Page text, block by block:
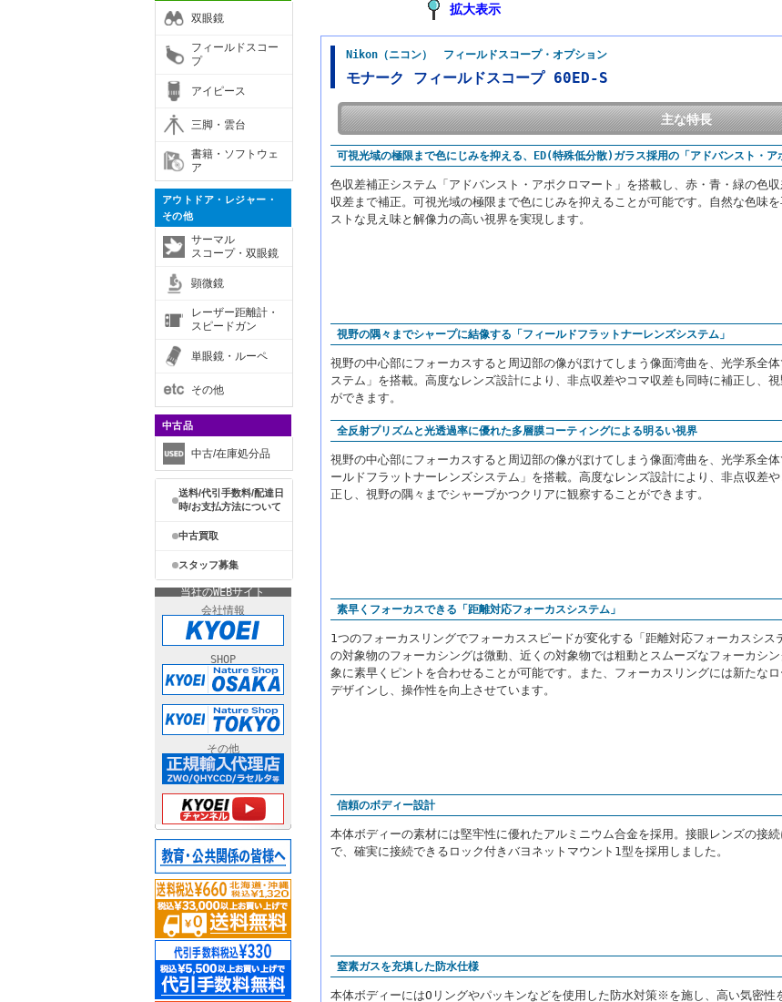
双眼鏡
フィールドスコー
プ
アイピース
三脚・雲台
書籍・ソフトウェ
ア
アウトドア・レジャー・
その他
サーマル
スコープ・双眼鏡
顕微鏡
レーザー距離計・
スピードガン
単眼鏡・ルーペ
その他
中古品
中古/在庫処分品
送料/代引手数料/配達日
時/お支払方法について
中古買取
スタッフ募集
当社のWEBサイト
会社情報
SHOP
その他
拡大表示
Nikon（ニコン） フィールドスコープ・オプション
モナーク フィールドスコープ 60ED-S
主な特長
可視光域の極限まで色にじみを抑える、ED(特殊低分散)ガラス採用の「アドバンスト・ア
色収差補正システム「アドバンスト・アポクロマート」を搭載し、赤・青・緑の色
収差まで補正。可視光域の極限まで色にじみを抑えることが可能です。自然な色味
ストな見え味と解像力の高い視界を実現します。
視野の隅々までシャープに結像する「フィールドフラットナーレンズシステム」
視野の中心部にフォーカスすると周辺部の像がぼけてしまう像面湾曲を、光学系全
ステム」を搭載。高度なレンズ設計により、非点収差やコマ収差も同時に補正し、
ができます。
全反射プリズムと光透過率に優れた多層膜コーティングによる明るい視界
視野の中心部にフォーカスすると周辺部の像がぼけてしまう像面湾曲を、光学系全
ールドフラットナーレンズシステム」を搭載。高度なレンズ設計により、非点収差
正し、視野の隅々までシャープかつクリアに観察することができます。
素早くフォーカスできる「距離対応フォーカスシステム」
1つのフォーカスリングでフォーカススピードが変化する「距離対応フォーカスシス
の対象物のフォーカシングは微動、近くの対象物では粗動とスムーズなフォーカシ
象に素早くピントを合わせることが可能です。また、フォーカスリングには新たな
デザインし、操作性を向上させています。
信頼のボディー設計
本体ボディーの素材には堅牢性に優れたアルミニウム合金を採用。接眼レンズの接
で、確実に接続できるロック付きバヨネットマウント1型を採用しました。
窒素ガスを充填した防水仕様
本体ボディーにはOリングやパッキンなどを使用した防水対策※を施し、高い気密